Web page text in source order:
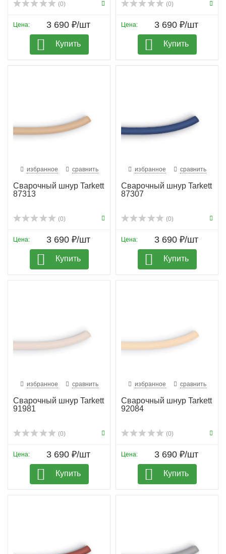
(0)
Цена: 3 690 ₽/шт
Купить
(0)
Цена: 3 690 ₽/шт
Купить
избранное сравнить
Сварочный шнур Tarkett
87313
(0)
Цена: 3 690 ₽/шт
Купить
избранное сравнить
Сварочный шнур Tarkett
87307
(0)
Цена: 3 690 ₽/шт
Купить
избранное сравнить
Сварочный шнур Tarkett
91981
(0)
Цена: 3 690 ₽/шт
Купить
избранное сравнить
Сварочный шнур Tarkett
92084
(0)
Цена: 3 690 ₽/шт
Купить